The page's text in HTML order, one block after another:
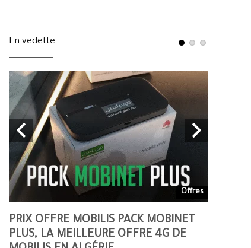
En vedette
Offres
PRIX OFFRE MOBILIS PACK MOBINET
PLUS, LA MEILLEURE OFFRE 4G DE